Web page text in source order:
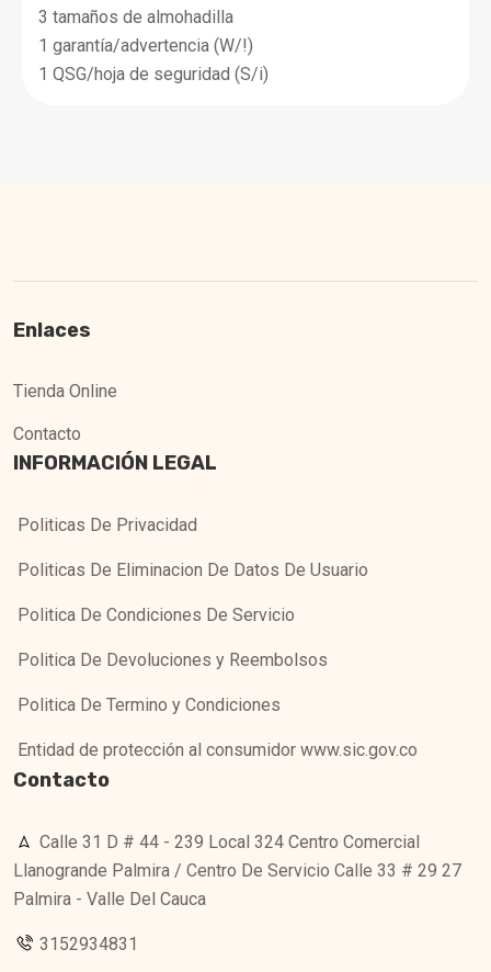
3 tamaños de almohadilla
1 garantía/advertencia (W/!)
1 QSG/hoja de seguridad (S/i)
Enlaces
Tienda Online
Contacto
INFORMACIÓN LEGAL
Politicas De Privacidad
Politicas De Eliminacion De Datos De Usuario
Politica De Condiciones De Servicio
Politica De Devoluciones y Reembolsos
Politica De Termino y Condiciones
Entidad de protección al consumidor www.sic.gov.co
Contacto
Calle 31 D # 44 - 239 Local 324 Centro Comercial
Llanogrande Palmira / Centro De Servicio Calle 33 # 29 27
Palmira - Valle Del Cauca
3152934831